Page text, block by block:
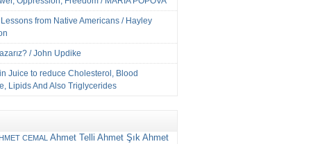
from Native Americans / Hayley
/ John Updike
Juice to reduce Cholesterol, Blood
Lipids And Also Triglycerides
CEMAL Ahmet Telli Ahmet Şık Ahmet